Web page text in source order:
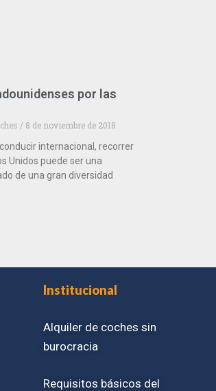
por las
8 de noviembre de 2018
internacional, recorrer
Unidos puede ser una
de una gran diversidad
Institucional
Alquiler de coches sin
burocracia
Requisitos básicos del